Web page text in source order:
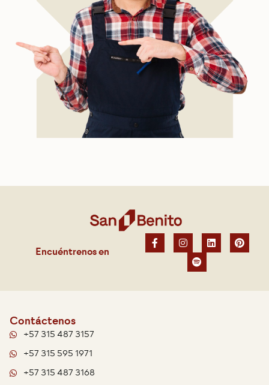
Encuéntrenos en
Contáctenos
+57 315 487 3157
+57 315 595 1971
+57 315 487 3168